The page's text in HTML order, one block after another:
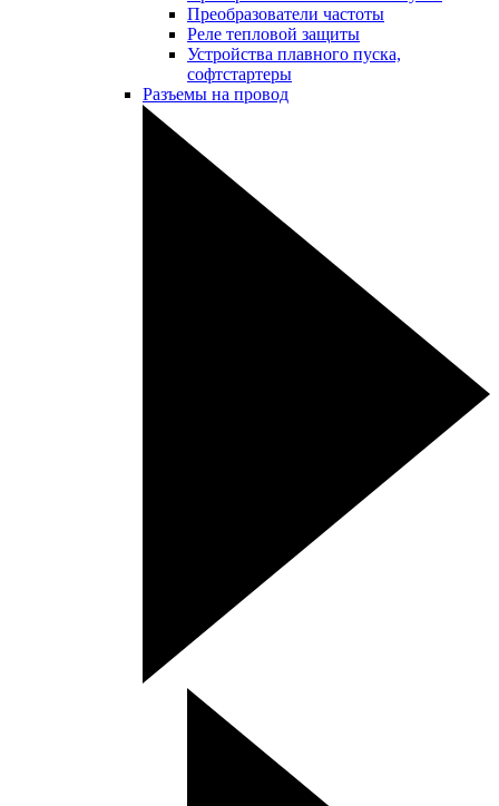
Преобразователи частоты
Реле тепловой защиты
Устройства плавного пуска,
софтстартеры
Разъемы на провод